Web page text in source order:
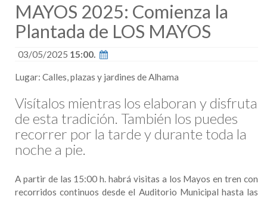
MAYOS 2025: Comienza la
Plantada de LOS MAYOS
03/05/2025 15:00.
Lugar: Calles, plazas y jardines de Alhama
Visítalos mientras los elaboran y disfruta
de esta tradición. También los puedes
recorrer por la tarde y durante toda la
noche a pie.
A partir de las 15:00 h. habrá visitas a los Mayos en tren con
recorridos continuos desde el Auditorio Municipal hasta las